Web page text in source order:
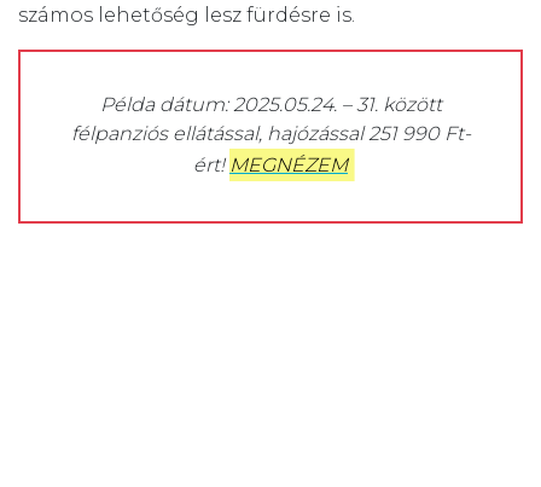
számos lehetőség lesz fürdésre is.
Példa dátum: 2025.05.24. – 31. között
félpanziós ellátással, hajózással 251 990 Ft-
ért! MEGNÉZEM